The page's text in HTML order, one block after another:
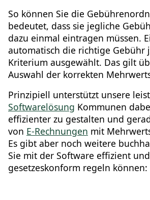
So können Sie die
bedeutet, dass sie jegliche
dazu einmal eintragen müssen.
automatisch die richtige Gebühr
Kriterium ausgewählt. Das gilt
Auswahl der korrekten
Prinzipiell unterstützt unsere
Softwarelösung Kommunen
effizienter zu gestalten und
von E-Rechnungen mit
Es gibt aber noch weitere
Sie mit der Software effizient
gesetzeskonform regeln können: